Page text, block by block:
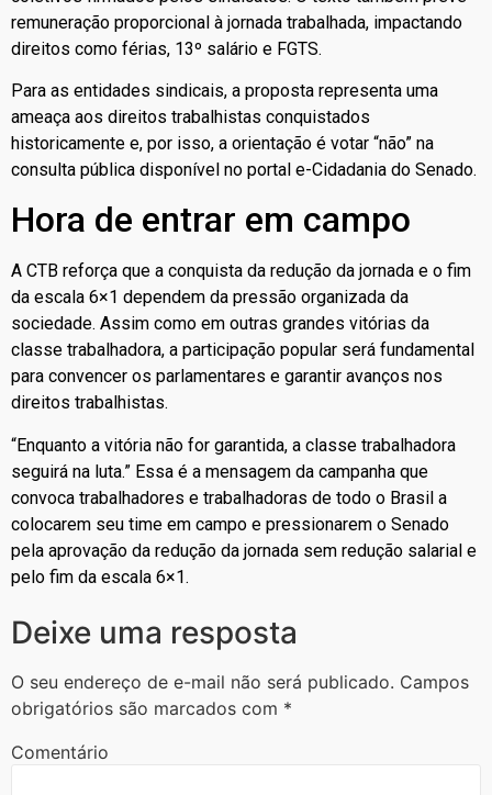
remuneração proporcional à jornada trabalhada, impactando
direitos como férias, 13º salário e FGTS.
Para as entidades sindicais, a proposta representa uma
ameaça aos direitos trabalhistas conquistados
historicamente e, por isso, a orientação é votar “não” na
consulta pública disponível no portal e-Cidadania do Senado.
Hora de entrar em campo
A CTB reforça que a conquista da redução da jornada e o fim
da escala 6×1 dependem da pressão organizada da
sociedade. Assim como em outras grandes vitórias da
classe trabalhadora, a participação popular será fundamental
para convencer os parlamentares e garantir avanços nos
direitos trabalhistas.
“Enquanto a vitória não for garantida, a classe trabalhadora
seguirá na luta.” Essa é a mensagem da campanha que
convoca trabalhadores e trabalhadoras de todo o Brasil a
colocarem seu time em campo e pressionarem o Senado
pela aprovação da redução da jornada sem redução salarial e
pelo fim da escala 6×1.
Deixe uma resposta
O seu endereço de e-mail não será publicado. Campos
obrigatórios são marcados com *
Comentário